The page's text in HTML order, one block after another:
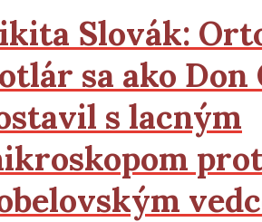
Slovák:
sa ako Don
s lacným